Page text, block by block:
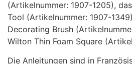
(Artikelnummer: 1907-1205),
Tool (Artikelnummer: 1907-
Decorating Brush
Wilton Thin Foam Square
Die Anleitungen sind in